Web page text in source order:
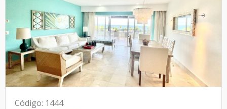
Código: 1444